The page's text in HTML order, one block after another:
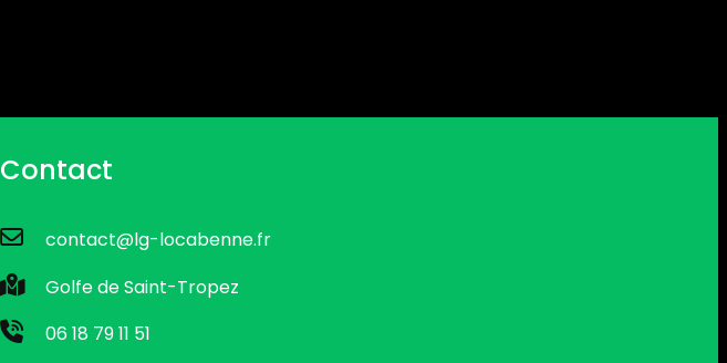
Contact
contact@lg-locabenne.fr
Golfe de Saint-Tropez
06 18 79 11 51